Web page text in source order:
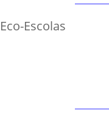
Eco-Escolas